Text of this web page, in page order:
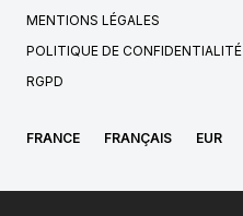
MENTIONS LÉGALES
POLITIQUE DE CONFIDENTIALITÉ
RGPD
FRANCE FRANÇAIS EUR